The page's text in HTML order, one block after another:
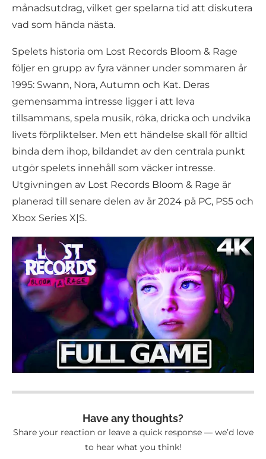
månadsutdrag, vilket ger spelarna tid att diskutera
vad som hända nästa.
Spelets historia om Lost Records Bloom & Rage
följer en grupp av fyra vänner under sommaren år
1995: Swann, Nora, Autumn och Kat. Deras
gemensamma intresse ligger i att leva
tillsammans, spela musik, röka, dricka och undvika
livets förpliktelser. Men ett händelse skall för alltid
binda dem ihop, bildandet av den centrala punkt
utgör spelets innehåll som väcker intresse.
Utgivningen av Lost Records Bloom & Rage är
planerad till senare delen av år 2024 på PC, PS5 och
Xbox Series X|S.
Have any thoughts?
Share your reaction or leave a quick response — we’d love
to hear what you think!